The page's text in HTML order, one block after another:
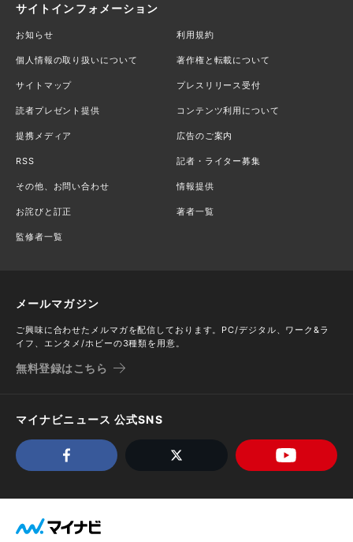
サイトインフォメーション
お知らせ 利用規約
個人情報の取り扱いについて 著作権と転載について
サイトマップ プレスリリース受付
読者プレゼント提供 コンテンツ利用について
提携メディア 広告のご案内
RSS 記者・ライター募集
その他、お問い合わせ 情報提供
お詫びと訂正 著者一覧
監修者一覧
メールマガジン
ご興味に合わせたメルマガを配信しております。PC/デジタル、ワーク&ラ
イフ、エンタメ/ホビーの3種類を用意。
無料登録はこちら
マイナビニュース 公式SNS